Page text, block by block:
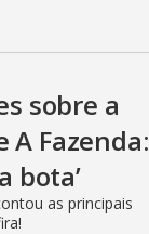
sobre a
A Fazenda:
bota’
as principais